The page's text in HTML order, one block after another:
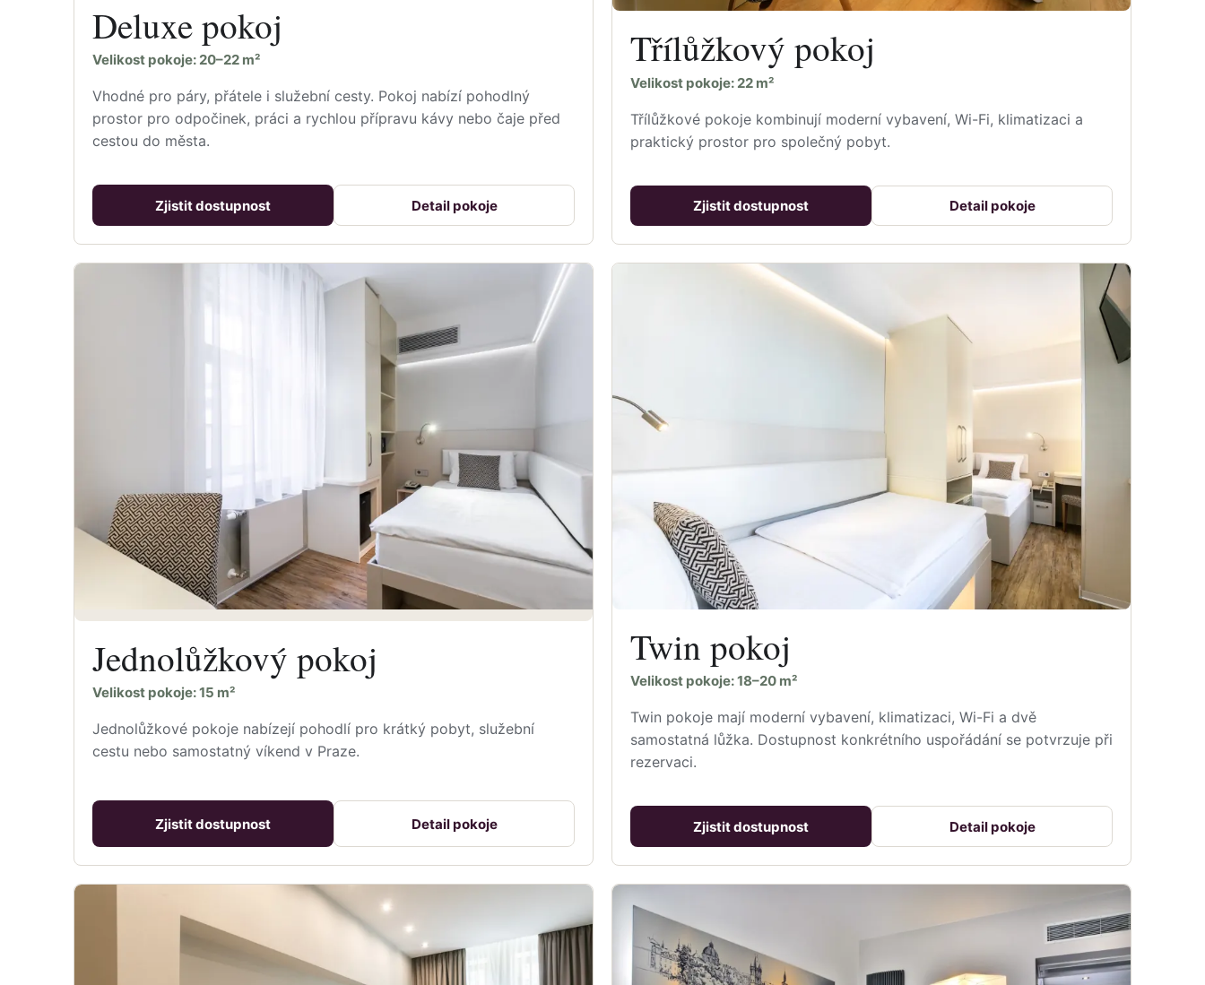
Deluxe pokoj
Velikost pokoje: 20–22 m²
Vhodné pro páry, přátele i služební cesty. Pokoj nabízí pohodlný
prostor pro odpočinek, práci a rychlou přípravu kávy nebo čaje před
cestou do města.
Zjistit dostupnost Detail pokoje
Třílůžkový pokoj
Velikost pokoje: 22 m²
Třílůžkové pokoje kombinují moderní vybavení, Wi-Fi, klimatizaci a
praktický prostor pro společný pobyt.
Zjistit dostupnost Detail pokoje
Jednolůžkový pokoj
Velikost pokoje: 15 m²
Jednolůžkové pokoje nabízejí pohodlí pro krátký pobyt, služební
cestu nebo samostatný víkend v Praze.
Zjistit dostupnost Detail pokoje
Twin pokoj
Velikost pokoje: 18–20 m²
Twin pokoje mají moderní vybavení, klimatizaci, Wi-Fi a dvě
samostatná lůžka. Dostupnost konkrétního uspořádání se potvrzuje při
rezervaci.
Zjistit dostupnost Detail pokoje